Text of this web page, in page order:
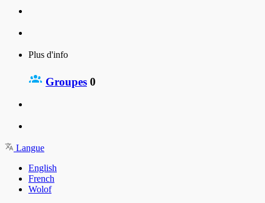
Plus d'info
Groupes 0
Langue
English
French
Wolof